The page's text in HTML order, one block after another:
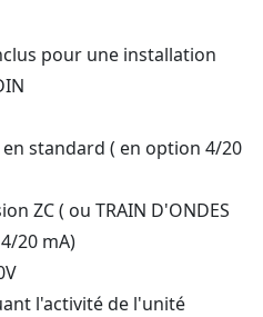
pour une installation
en standard ( en option 4/20
ZC ( ou TRAIN D'ONDES
20 mA)
l'activité de l'unité